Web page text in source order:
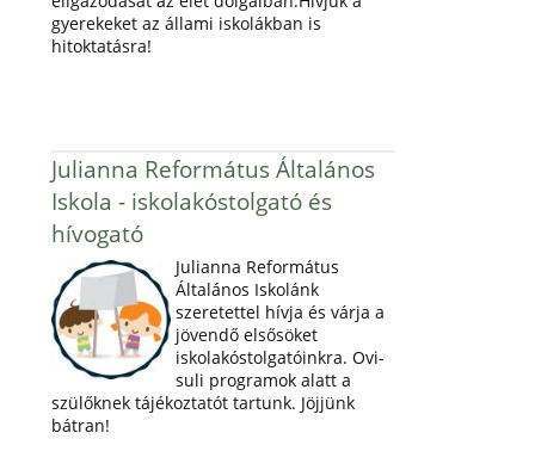
gyerekeket az állami iskolákban is
hitoktatásra!
Julianna Református Általános
Iskola - iskolakóstolgató és
hívogató
Julianna Református
Általános Iskolánk
szeretettel hívja és várja a
jövendő elsősöket
iskolakóstolgatóinkra. Ovi-
suli programok alatt a
szülőknek tájékoztatót tartunk. Jöjjünk
bátran!